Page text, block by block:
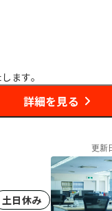
ます。
詳細を見る
更新
土日休み